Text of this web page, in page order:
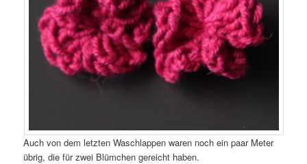
Auch von dem letzten Waschlappen waren noch ein paar Meter
übrig, die für zwei Blümchen gereicht haben.